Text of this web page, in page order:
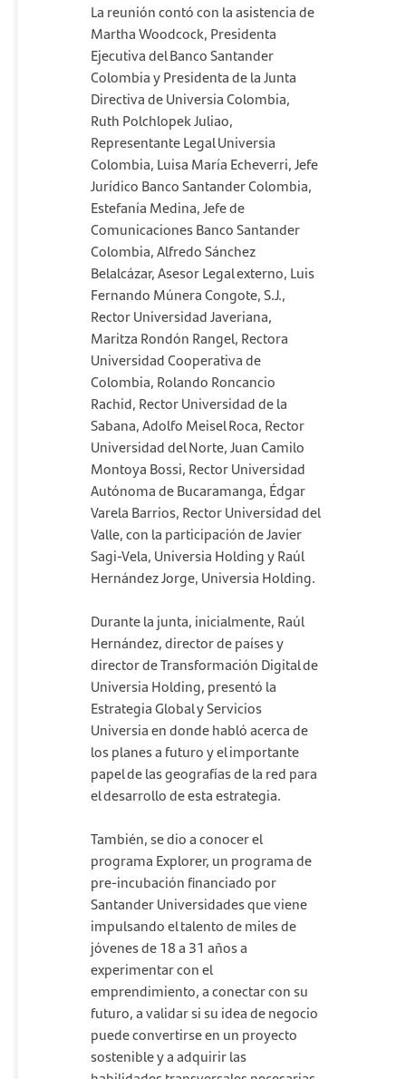
La reunión contó con la asistencia de
Martha Woodcock, Presidenta
Ejecutiva del Banco Santander
Colombia y Presidenta de la Junta
Directiva de Universia Colombia,
Ruth Polchlopek Juliao,
Representante Legal Universia
Colombia, Luisa María Echeverri, Jefe
Jurídico Banco Santander Colombia,
Estefanía Medina, Jefe de
Comunicaciones Banco Santander
Colombia, Alfredo Sánchez
Belalcázar, Asesor Legal externo, Luis
Fernando Múnera Congote, S.J.,
Rector Universidad Javeriana,
Maritza Rondón Rangel, Rectora
Universidad Cooperativa de
Colombia, Rolando Roncancio
Rachid, Rector Universidad de la
Sabana, Adolfo Meisel Roca, Rector
Universidad del Norte, Juan Camilo
Montoya Bossi, Rector Universidad
Autónoma de Bucaramanga, Édgar
Varela Barrios, Rector Universidad del
Valle, con la participación de Javier
Sagi-Vela, Universia Holding y Raúl
Hernández Jorge, Universia Holding.
Durante la junta, inicialmente, Raúl
Hernández, director de países y
director de Transformación Digital de
Universia Holding, presentó la
Estrategia Global y Servicios
Universia en donde habló acerca de
los planes a futuro y el importante
papel de las geografías de la red para
el desarrollo de esta estrategia.
También, se dio a conocer el
programa Explorer, un programa de
pre-incubación financiado por
Santander Universidades que viene
impulsando el talento de miles de
jóvenes de 18 a 31 años a
experimentar con el
emprendimiento, a conectar con su
futuro, a validar si su idea de negocio
puede convertirse en un proyecto
sostenible y a adquirir las